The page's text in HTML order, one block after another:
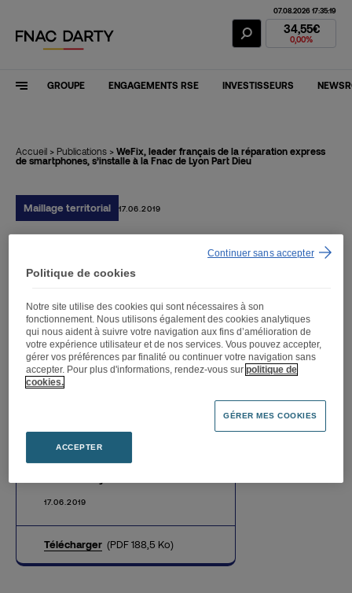
Action Fnac
07.08.2026 17:35:19
34,55€
0,00%
GROUPE ENGAGEMENTS RSE INVESTISSEURS
Accueil > Publications > WeFix, leader français de la réparation express
de smartphones, s’installe à la Fnac de Lyon Part Dieu
Maillage territorial 17.06.2019
WeFix, leader français de
smartphones, s’installe à
la Fnac de Lyon Part Dieu
réparation express de
smartphones, s’installe à la
17.06.2019
Télécharger (PDF 188,5 Ko)
Politique de cookies
Notre site utilise des cookies qui sont nécessaires à son
fonctionnement. Nous utilisons également des cookies analytiques
qui nous aident à suivre votre navigation aux fins d’amélioration de
votre expérience utilisateur et de nos services. Vous pouvez accepter,
gérer vos préférences par finalité ou continuer votre navigation sans
accepter. Pour plus d'informations, rendez-vous surpolitique de
cookies.
GÉRER MES COOKIES
ACCEPTER
Continuer sans accepter